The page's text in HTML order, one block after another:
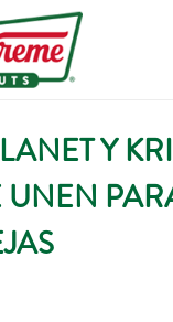
Y
UNEN